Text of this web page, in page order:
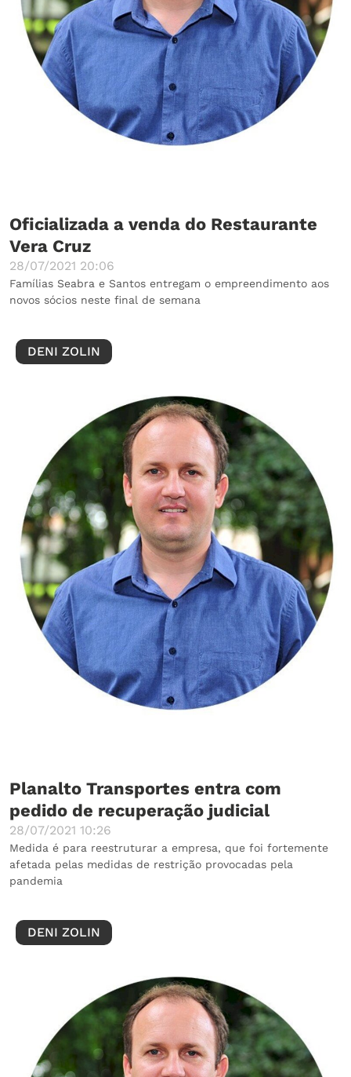
Oficializada a venda do Restaurante
Vera Cruz
28/07/2021 20:06
Famílias Seabra e Santos entregam o empreendimento aos
novos sócios neste final de semana
DENI ZOLIN
Planalto Transportes entra com
pedido de recuperação judicial
28/07/2021 10:26
Medida é para reestruturar a empresa, que foi fortemente
afetada pelas medidas de restrição provocadas pela
pandemia
DENI ZOLIN